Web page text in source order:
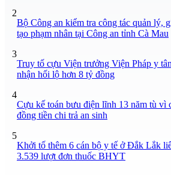
2
Bộ Công an kiểm tra công tác quản lý,
tạo phạm nhân tại Công an tỉnh Cà Mau
3
Truy tố cựu Viện trưởng Viện Pháp y
nhận hối lộ hơn 8 tỷ đồng
4
Cựu kế toán bưu điện lĩnh 13 năm tù vì
đồng tiền chi trả an sinh
5
Khởi tố thêm 6 cán bộ y tế ở Đắk Lắk
3.539 lượt đơn thuốc BHYT